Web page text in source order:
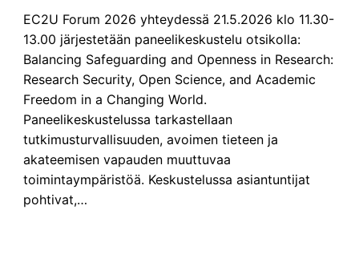
EC2U Forum 2026 yhteydessä 21.5.2026 klo 11.30-
13.00 järjestetään paneelikeskustelu otsikolla:
Balancing Safeguarding and Openness in Research:
Research Security, Open Science, and Academic
Freedom in a Changing World.
Paneelikeskustelussa tarkastellaan
tutkimusturvallisuuden, avoimen tieteen ja
akateemisen vapauden muuttuvaa
toimintaympäristöä. Keskustelussa asiantuntijat
pohtivat,…